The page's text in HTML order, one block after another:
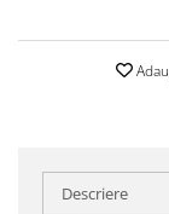
Descriere